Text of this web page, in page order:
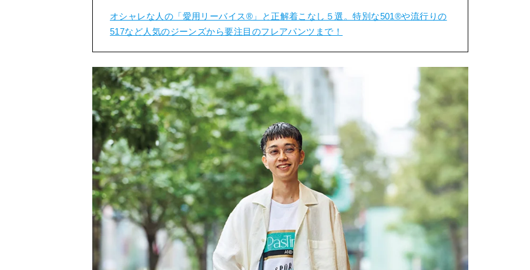
オシャレな人の「愛用リーバイス®︎」と正解着こなし５選。特別な501®︎や流行りの
517など人気のジーンズから要注目のフレアパンツまで！